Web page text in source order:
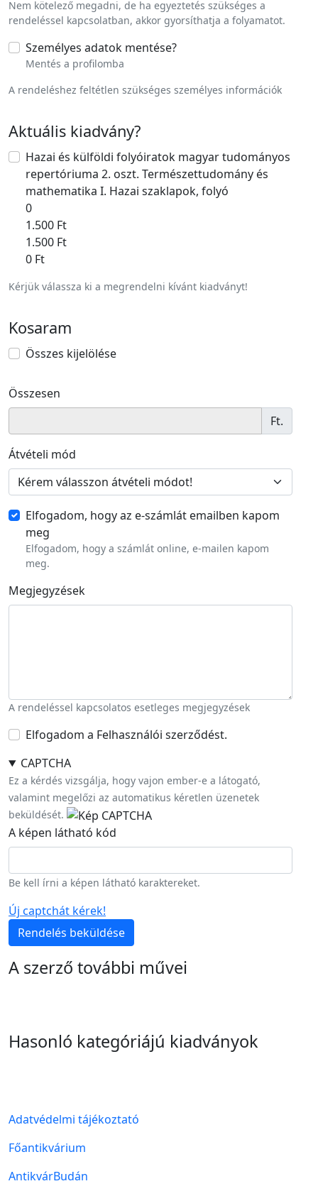
Nem kötelező megadni, de ha egyeztetés szükséges a
rendeléssel kapcsolatban, akkor gyorsíthatja a folyamatot.
Személyes adatok mentése?
Mentés a profilomba
A rendeléshez feltétlen szükséges személyes információk
Aktuális kiadvány?
Hazai és külföldi folyóiratok magyar tudományos
repertóriuma 2. oszt. Természettudomány és
mathematika I. Hazai szaklapok, folyó
0
1.500 Ft
1.500 Ft
0 Ft
Kérjük válassza ki a megrendelni kívánt kiadványt!
Kosaram
Összes kijelölése
Összesen
Ft.
Átvételi mód
Elfogadom, hogy az e-számlát emailben kapom
meg
Elfogadom, hogy a számlát online, e-mailen kapom
meg.
Megjegyzések
A rendeléssel kapcsolatos esetleges megjegyzések
Elfogadom a Felhasználói szerződést.
CAPTCHA
Ez a kérdés vizsgálja, hogy vajon ember-e a látogató,
valamint megelőzi az automatikus kéretlen üzenetek
beküldését.
A képen látható kód
Be kell írni a képen látható karaktereket.
Új captchát kérek!
Rendelés beküldése
A szerző további művei
Hasonló kategóriájú kiadványok
Lábléc menü
Adatvédelmi tájékoztató
Főantikvárium
AntikvárBudán